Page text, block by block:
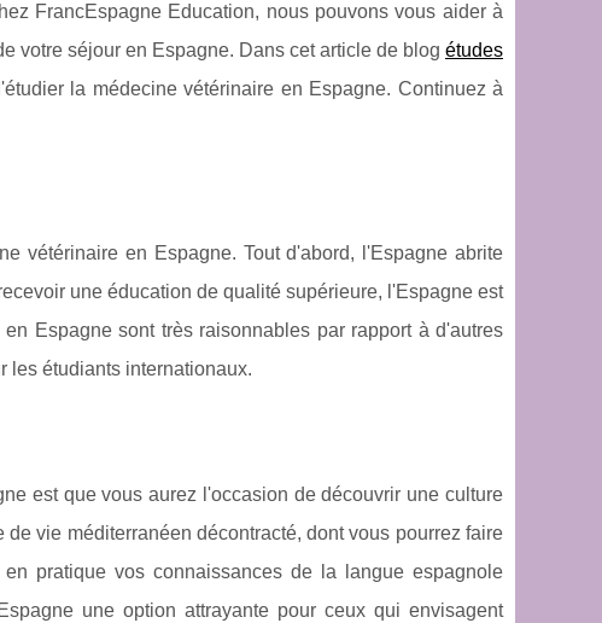
FrancEspagne Education, nous pouvons vous aider à
votre séjour en Espagne. Dans cet article de blog études
la médecine vétérinaire en Espagne. Continuez à
vétérinaire en Espagne. Tout d'abord, l'Espagne abrite
une éducation de qualité supérieure, l'Espagne est
Espagne sont très raisonnables par rapport à d'autres
les étudiants internationaux.
est que vous aurez l'occasion de découvrir une culture
vie méditerranéen décontracté, dont vous pourrez faire
pratique vos connaissances de la langue espagnole
une option attrayante pour ceux qui envisagent